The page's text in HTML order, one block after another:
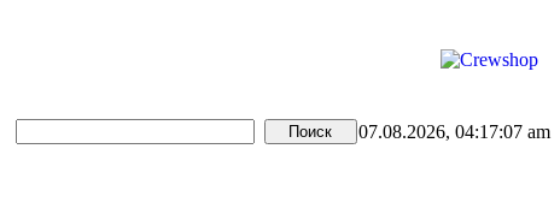
07.08.2026, 04:17:07 am